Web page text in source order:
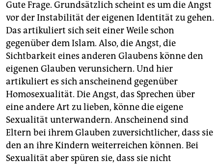
Gute Frage. Grundsätzlich scheint es um die Angst
vor der Instabilität der eigenen Identität zu gehen.
Das artikuliert sich seit einer Weile schon
gegenüber dem Islam. Also, die Angst, die
Sichtbarkeit eines anderen Glaubens könne den
eigenen Glauben verunsichern. Und hier
artikuliert es sich anscheinend gegenüber
Homosexualität. Die Angst, das Sprechen über
eine andere Art zu lieben, könne die eigene
Sexualität unterwandern. Anscheinend sind
Eltern bei ihrem Glauben zuversichtlicher, dass sie
den an ihre Kindern weiterreichen können. Bei
Sexualität aber spüren sie, dass sie nicht